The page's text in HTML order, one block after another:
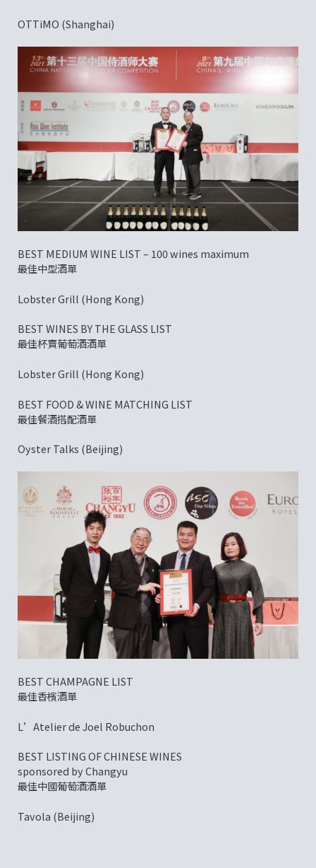
OTTiMO (Shanghai)
BEST MEDIUM WINE LIST – 100 wines maximum
最佳中型酒單
Lobster Grill (Hong Kong)
BEST WINES BY THE GLASS LIST
最佳杯賣葡萄酒酒單
Lobster Grill (Hong Kong)
BEST FOOD & WINE MATCHING LIST
最佳餐酒搭配酒單
Oyster Talks (Beijing)
BEST CHAMPAGNE LIST
最佳香檳酒單
L’Atelier de Joel Robuchon
BEST LISTING OF CHINESE WINES
sponsored by Changyu
最佳中國葡萄酒酒單
Tavola (Beijing)